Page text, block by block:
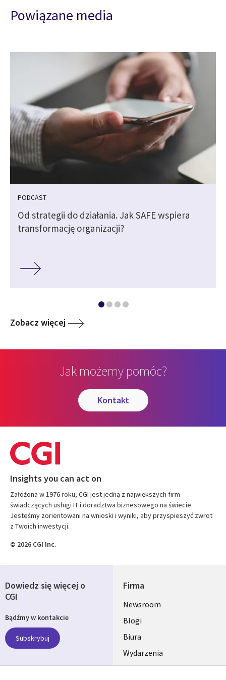
Powiązane media
PODCAST
Od strategii do działania. Jak SAFE wspiera
transformację organizacji?
Zobacz więcej
Jak możemy pomóc?
kontakt
Insights you can act on
Założona w 1976 roku, CGI jest jedną z największych firm
świadczących usługi IT i doradztwa biznesowego na świecie.
Jesteśmy zorientowani na wnioski i wyniki, aby przyspieszyć zwrot
z Twoich inwestycji.
© 2026 CGI Inc.
Firma
Useful
links
SECTIONS
POLSKA
Newsroom
Blogi
Biura
Wydarzenia
Dowiedz się więcej o
CGI
Bądźmy w kontakcie
Subskrybuj